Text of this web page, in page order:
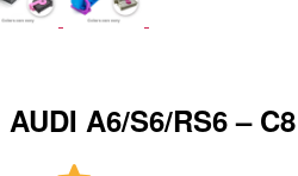
AUDI A6/S6/RS6 – C8